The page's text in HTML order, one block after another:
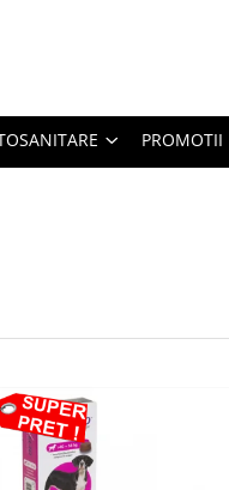
PROMOTII